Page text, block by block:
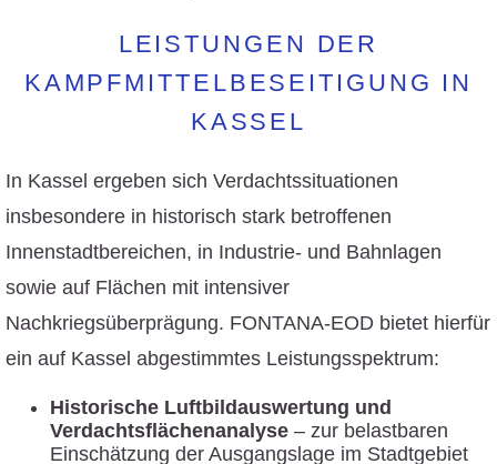
LEISTUNGEN DER
KAMPFMITTELBESEITIGUNG IN
KASSEL
In Kassel ergeben sich Verdachtssituationen
insbesondere in historisch stark betroffenen
Innenstadtbereichen, in Industrie- und Bahnlagen
sowie auf Flächen mit intensiver
Nachkriegsüberprägung. FONTANA-EOD bietet hierfür
ein auf Kassel abgestimmtes Leistungsspektrum:
Historische Luftbildauswertung und
Verdachtsflächenanalyse – zur belastbaren
Einschätzung der Ausgangslage im Stadtgebiet